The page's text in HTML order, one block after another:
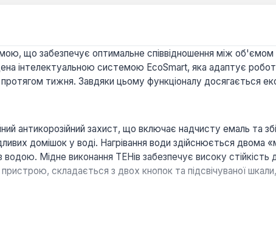
що забезпечує оптимальне співвідношення між
інтелектуальною системою EcoSmart, яка адаптує
тижня. Завдяки цьому функціоналу досягається
антикорозійний захист, що включає надчисту емаль та
домішок у воді. Нагрівання води здійснюється
Мідне виконання ТЕНів забезпечує високу стійкість
складається з двох кнопок та підсвічуваної